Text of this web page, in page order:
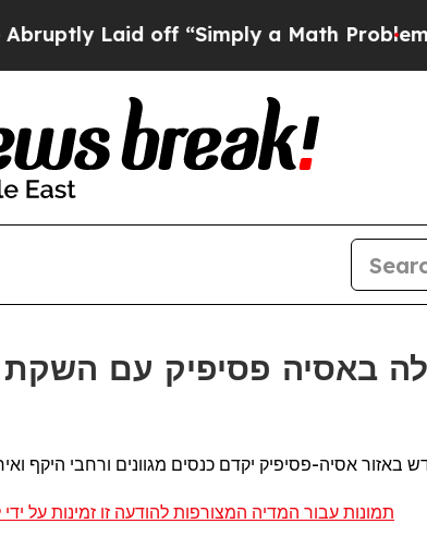
Laid off “Simply a Math ProblemDr.
תמונות עבור המדיה המצורפות להודעה זו זמינות על